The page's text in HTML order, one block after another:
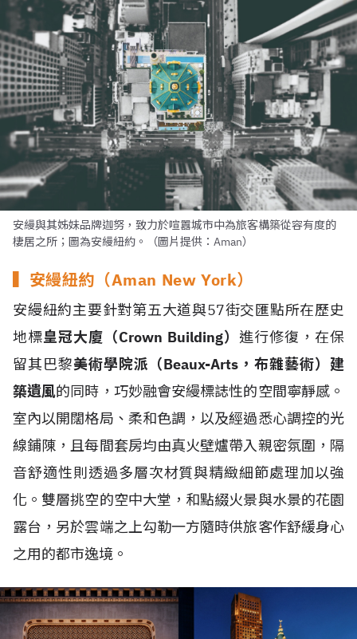
安縵與其姊妹品牌迦努，致力於喧囂城市中為旅客構築從容有度的
棲居之所；圖為安縵紐約。（圖片提供：Aman）
▍安縵紐約（Aman New York）
安縵紐約主要針對第五大道與57街交匯點所在歷史
地標皇冠大廈（Crown Building） 進行修復，在保
留其巴黎美術學院派（Beaux-Arts，布雜藝術）建
築遺風的同時，巧妙融會安縵標誌性的空間寧靜感。
室內以開闊格局、柔和色調，以及經過悉心調控的光
線鋪陳，且每間套房均由真火壁爐帶入親密氛圍，隔
音舒適性則透過多層次材質與精緻細節處理加以強
化。雙層挑空的空中大堂，和點綴火景與水景的花園
露台，另於雲端之上勾勒一方隨時供旅客作舒緩身心
之用的都市逸境。